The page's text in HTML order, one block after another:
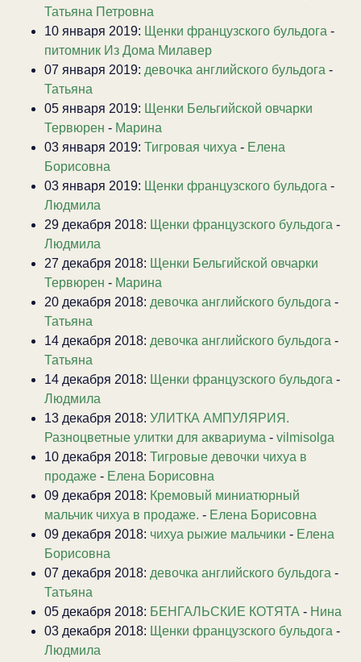
Татьяна Петровна
10 января 2019: Щенки французского бульдога -
питомник Из Дома Милавер
07 января 2019: девочка английского бульдога -
Татьяна
05 января 2019: Щенки Бельгийской овчарки
Тервюрен - Марина
03 января 2019: Тигровая чихуа - Елена
Борисовна
03 января 2019: Щенки французского бульдога -
Людмила
29 декабря 2018: Щенки французского бульдога -
Людмила
27 декабря 2018: Щенки Бельгийской овчарки
Тервюрен - Марина
20 декабря 2018: девочка английского бульдога -
Татьяна
14 декабря 2018: девочка английского бульдога -
Татьяна
14 декабря 2018: Щенки французского бульдога -
Людмила
13 декабря 2018: УЛИТКА АМПУЛЯРИЯ.
Разноцветные улитки для аквариума - vilmisolga
10 декабря 2018: Тигровые девочки чихуа в
продаже - Елена Борисовна
09 декабря 2018: Кремовый миниатюрный
мальчик чихуа в продаже. - Елена Борисовна
09 декабря 2018: чихуа рыжие мальчики - Елена
Борисовна
07 декабря 2018: девочка английского бульдога -
Татьяна
05 декабря 2018: БЕНГАЛЬСКИЕ КОТЯТА - Нина
03 декабря 2018: Щенки французского бульдога -
Людмила